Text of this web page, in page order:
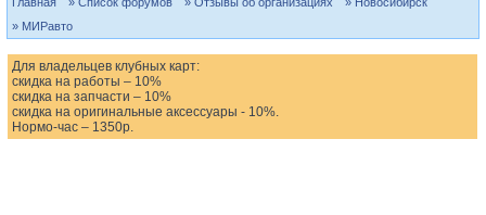
» МИРавто
Для владельцев клубных карт:
скидка на работы – 10%
скидка на запчасти – 10%
скидка на оригинальные аксессуары - 10%.
Нормо-час – 1350р.